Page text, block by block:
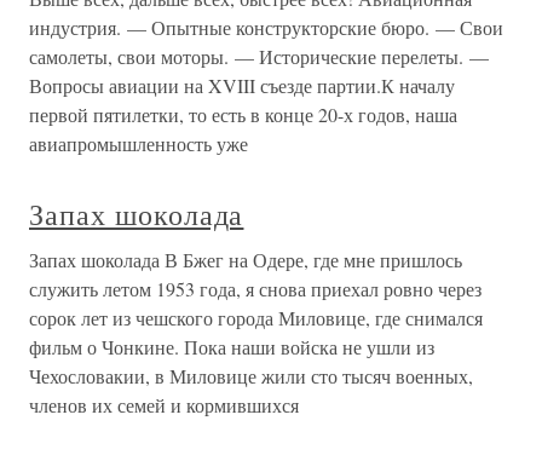
индустрия. — Опытные конструкторские бюро. — Свои
самолеты, свои моторы. — Исторические перелеты. —
Вопросы авиации на XVIII съезде партии.К началу
первой пятилетки, то есть в конце 20-х годов, наша
авиапромышленность уже
Запах шоколада
Запах шоколада В Бжег на Одере, где мне пришлось
служить летом 1953 года, я снова приехал ровно через
сорок лет из чешского города Миловице, где снимался
фильм о Чонкине. Пока наши войска не ушли из
Чехословакии, в Миловице жили сто тысяч военных,
членов их семей и кормившихся